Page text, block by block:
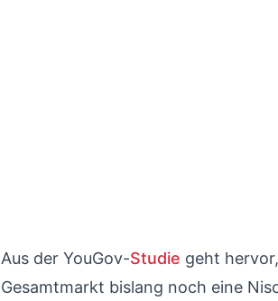
Aus der YouGov-Studie geht
Gesamtmarkt bislang noch eine